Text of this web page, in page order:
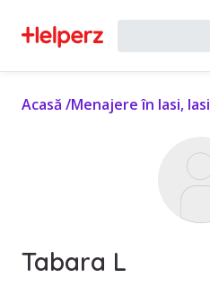
Acasă /Menajere în Iasi, Iasi
Tabara L